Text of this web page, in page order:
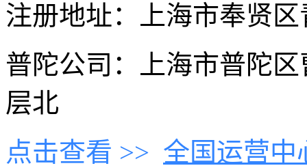
注册地址：上海市奉贤
普陀公司：上海市普陀
层北
点击查看 >> 全国运营中